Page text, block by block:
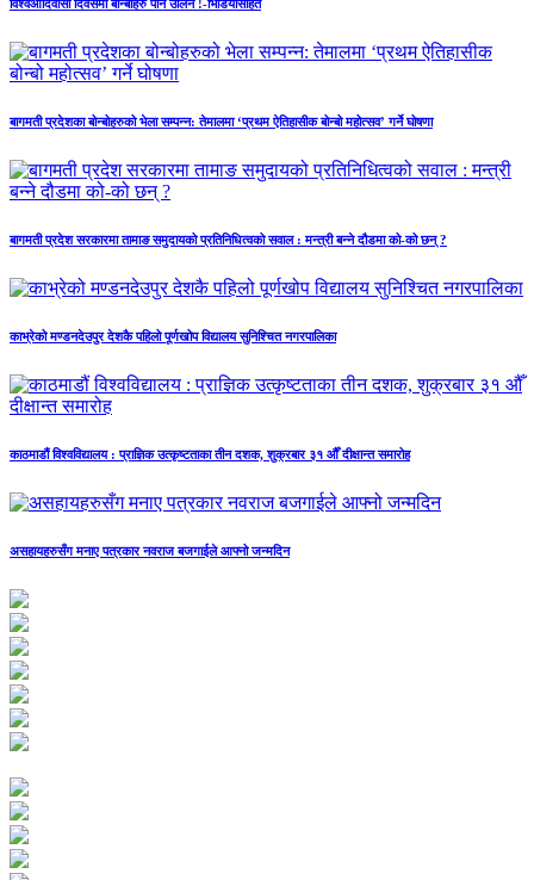
विश्वआदिवासी दिवसमा बोन्बोहरु पनि उर्लिने !-भिडियोसहित
बागमती प्रदेशका बोन्बोहरुको भेला सम्पन्न: तेमालमा ‘प्रथम ऐतिहासीक बोन्बो महोत्सव’ गर्ने घोषणा
बागमती प्रदेश सरकारमा तामाङ समुदायको प्रतिनिधित्वको सवाल : मन्त्री बन्ने दौडमा को‐को छन् ?
काभ्रेको मण्डनदेउपुर देशकै पहिलो पूर्णखोप विद्यालय सुनिश्चित नगरपालिका
काठमाडौं विश्वविद्यालय : प्राज्ञिक उत्कृष्टताका तीन दशक, शुक्रबार ३१ औँ दीक्षान्त समारोह
असहायहरुसँग मनाए पत्रकार नवराज बजगाईले आफ्नो जन्मदिन